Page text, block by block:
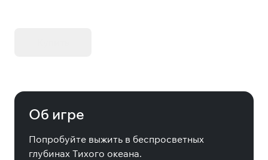
Об игре
Попробуйте выжить в беспросветных
глубинах Тихого океана.